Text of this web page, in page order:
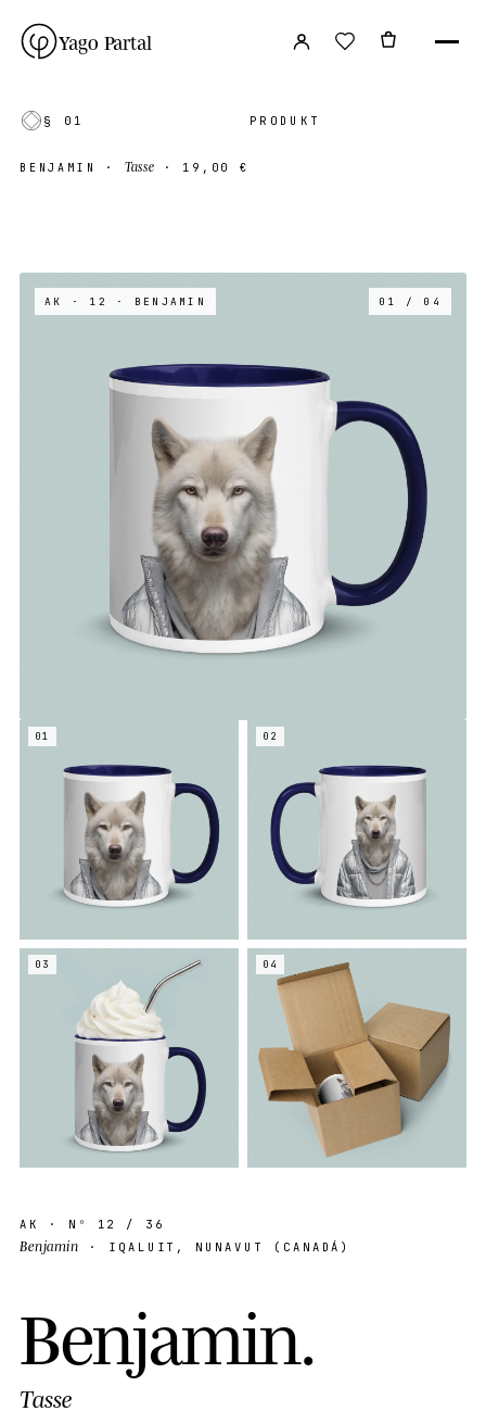
Yago Partal
§ 01 PRODUKT
BENJAMIN · Tasse· 19,00 €
AK · 12 · BENJAMIN 01 / 04
01 02
03 04
AK · Nº 12 / 36
Benjamin · IQALUIT, NUNAVUT (CANADÁ)
Benjamin.
Tasse